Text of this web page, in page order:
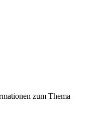
zum Thema